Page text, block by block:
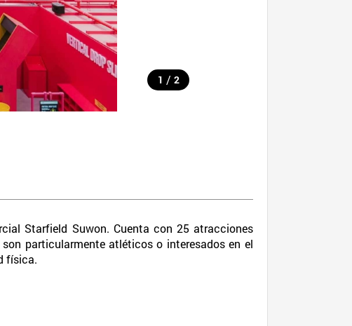
1 / 2
Starfield Suwon. Cuenta con 25 atracciones
particularmente atléticos o interesados en el
física.